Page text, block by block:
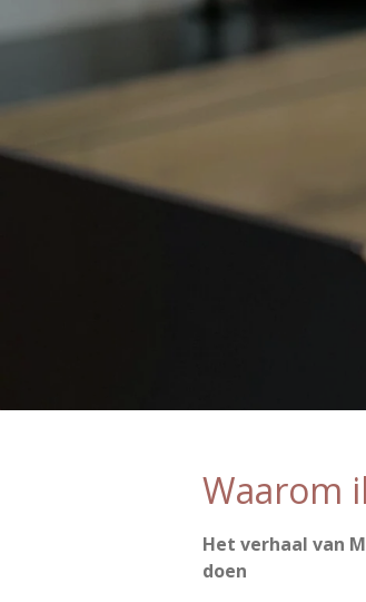
Waarom
Het verhaal van
doen